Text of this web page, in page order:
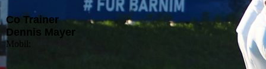
Co Trainer
Dennis Mayer
Mobil: